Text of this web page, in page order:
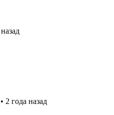
• 2 года назад